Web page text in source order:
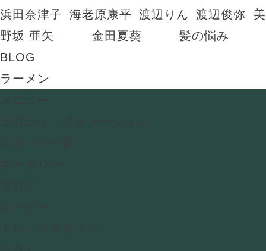
浜田奈津子
海老原康平 渡辺りん 渡辺俊弥
野坂 亜矢
金田夏葵
髪の悩み
BLOG
ラーメン